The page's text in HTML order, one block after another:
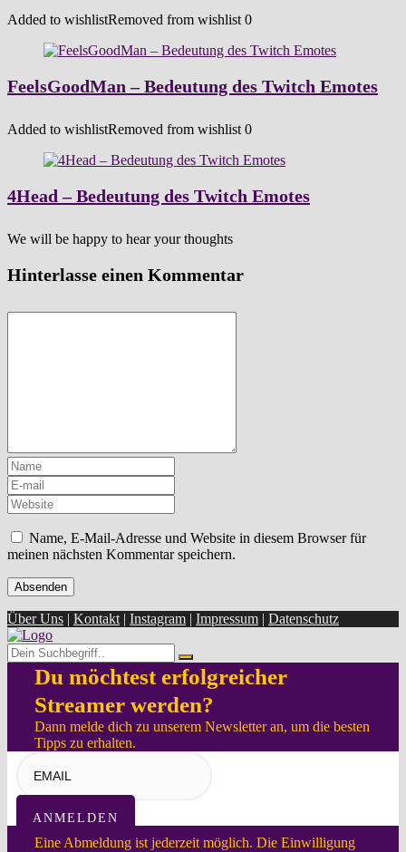
Added to wishlistRemoved from wishlist 0
FeelsGoodMan – Bedeutung des Twitch Emotes
Added to wishlistRemoved from wishlist 0
4Head – Bedeutung des Twitch Emotes
We will be happy to hear your thoughts
Hinterlasse einen Kommentar
Name, E-Mail-Adresse und Website in diesem Browser für
meinen nächsten Kommentar speichern.
Über Uns | Kontakt | Instagram | Impressum | Datenschutz
Du möchtest erfolgreicher
Streamer werden?
Dann melde dich zu unserem Newsletter an, um die besten
Tipps zu erhalten.
ANMELDEN
Eine Abmeldung ist jederzeit möglich. Die Einwilligung